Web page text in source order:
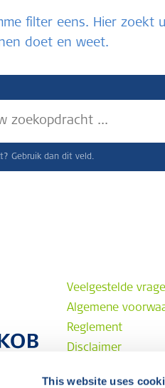
This website uses
filter eens. Hier
doet en weet.
Gebruik dan dit veld.
Veelgestelde
Algemene
Reglement
Disclaimer